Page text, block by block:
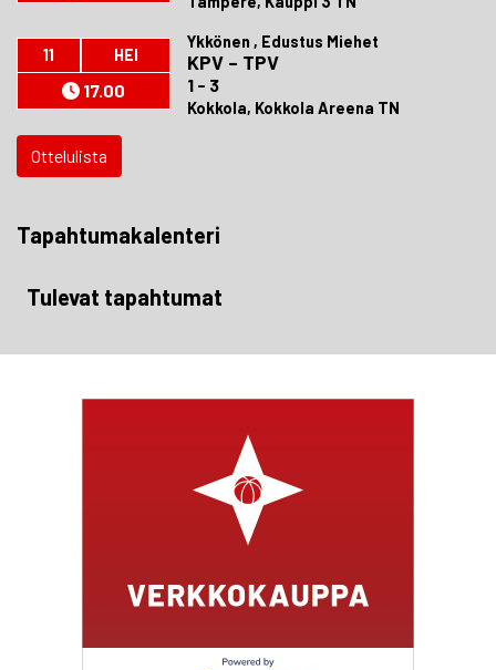
11 HEI
17.00
Ykkönen , Edustus Miehet
KPV – TPV
1 - 3
Kokkola, Kokkola Areena TN
Ottelulista
Tapahtumakalenteri
Tulevat tapahtumat